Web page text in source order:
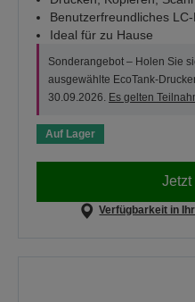
Benutzerfreundliches
Ideal für zu Hause
Sonderangebot – Holen Sie
ausgewählte EcoTank-
30.09.2026. Es gelten
Auf Lager
Jetzt
Verfügbarkeit in